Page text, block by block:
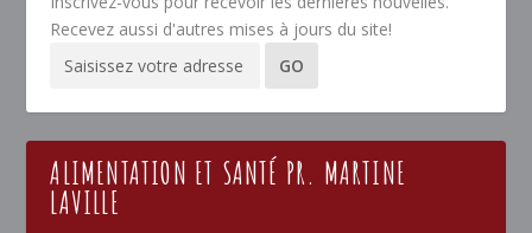
Recevez aussi d'autres mises à jours du site!
ALIMENTATION ET SANTÉ PR. MARTINE
LAVILLE